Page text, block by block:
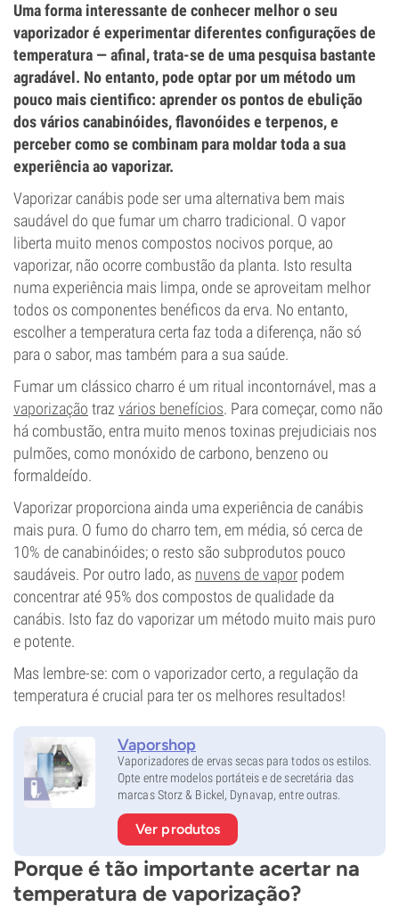
Uma forma interessante de conhecer melhor o seu
vaporizador é experimentar diferentes configurações de
temperatura — afinal, trata-se de uma pesquisa bastante
agradável. No entanto, pode optar por um método um
pouco mais cientifico: aprender os pontos de ebulição
dos vários canabinóides, flavonóides e terpenos, e
perceber como se combinam para moldar toda a sua
experiência ao vaporizar.
Vaporizar canábis pode ser uma alternativa bem mais
saudável do que fumar um charro tradicional. O vapor
liberta muito menos compostos nocivos porque, ao
vaporizar, não ocorre combustão da planta. Isto resulta
numa experiência mais limpa, onde se aproveitam melhor
todos os componentes benéficos da erva. No entanto,
escolher a temperatura certa faz toda a diferença, não só
para o sabor, mas também para a sua saúde.
Fumar um clássico charro é um ritual incontornável, mas a
vaporização traz vários benefícios. Para começar, como não
há combustão, entra muito menos toxinas prejudiciais nos
pulmões, como monóxido de carbono, benzeno ou
formaldeído.
Vaporizar proporciona ainda uma experiência de canábis
mais pura. O fumo do charro tem, em média, só cerca de
10% de canabinóides; o resto são subprodutos pouco
saudáveis. Por outro lado, as nuvens de vapor podem
concentrar até 95% dos compostos de qualidade da
canábis. Isto faz do vaporizar um método muito mais puro
e potente.
Mas lembre-se: com o vaporizador certo, a regulação da
temperatura é crucial para ter os melhores resultados!
Vaporshop
Vaporizadores de ervas secas para todos os estilos.
Opte entre modelos portáteis e de secretária das
marcas Storz & Bickel, Dynavap, entre outras.
Ver produtos
Porque é tão importante acertar na
temperatura de vaporização?